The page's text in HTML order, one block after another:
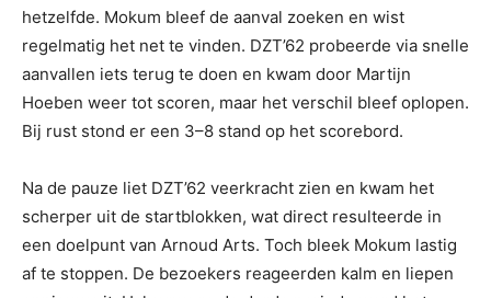
hetzelfde. Mokum bleef de aanval zoeken en wist
regelmatig het net te vinden. DZT’62 probeerde via snelle
aanvallen iets terug te doen en kwam door Martijn
Hoeben weer tot scoren, maar het verschil bleef oplopen.
Bij rust stond er een 3–8 stand op het scorebord.
Na de pauze liet DZT’62 veerkracht zien en kwam het
scherper uit de startblokken, wat direct resulteerde in
een doelpunt van Arnoud Arts. Toch bleek Mokum lastig
af te stoppen. De bezoekers reageerden kalm en liepen